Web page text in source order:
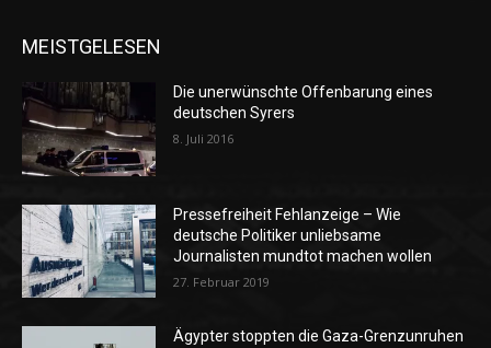
MEISTGELESEN
Die unerwünschte Offenbarung eines
deutschen Syrers
8. Juli 2016
Pressefreiheit Fehlanzeige – Wie
deutsche Politiker unliebsame
Journalisten mundtot machen wollen
27. Februar 2019
Ägypter stoppten die Gaza-Grenzunruhen